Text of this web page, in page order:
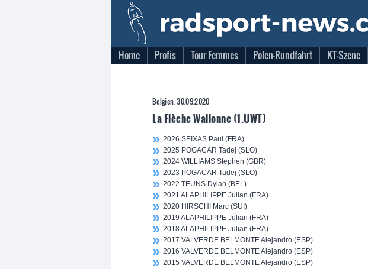
Home Profis Tour Femmes Polen-Rundfahrt KT-Szene
Belgien, 30.09.2020
La Flèche Wallonne (1.UWT)
2026 SEIXAS Paul (FRA)
2025 POGACAR Tadej (SLO)
2024 WILLIAMS Stephen (GBR)
2023 POGACAR Tadej (SLO)
2022 TEUNS Dylan (BEL)
2021 ALAPHILIPPE Julian (FRA)
2020 HIRSCHI Marc (SUI)
2019 ALAPHILIPPE Julian (FRA)
2018 ALAPHILIPPE Julian (FRA)
2017 VALVERDE BELMONTE Alejandro (ESP)
2016 VALVERDE BELMONTE Alejandro (ESP)
2015 VALVERDE BELMONTE Alejandro (ESP)